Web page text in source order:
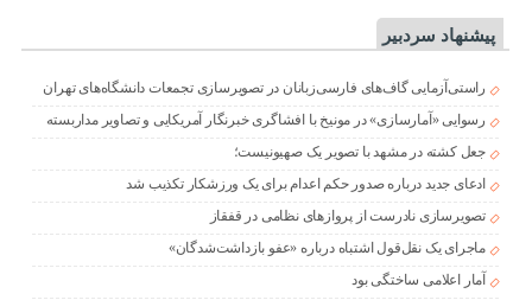
پیشنهاد سردبیر
راستی‌آزمایی گاف‌های فارسی‌زبانان در تصویرسازی تجمعات دانشگاه‌های تهران
رسوایی «آمارسازی» در مونیخ با افشاگری خبرنگار آمریکایی و تصاویر مداربسته
جعل کشته در مشهد با تصویر یک صهیونیست؛
ادعای جدید درباره صدور حکم اعدام برای یک ورزشکار تکذیب شد
تصویرسازی نادرست از پروازهای نظامی در قفقاز
ماجرای یک نقل‌قول اشتباه درباره «عفو بازداشت‌شدگان»
آمار اعلامی ساختگی بود